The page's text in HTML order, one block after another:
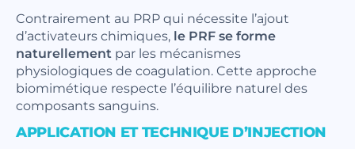
Contrairement au PRP qui nécessite l’ajout
d’activateurs chimiques, le PRF se forme
naturellement par les mécanismes
physiologiques de coagulation. Cette approche
biomimétique respecte l’équilibre naturel des
composants sanguins.
APPLICATION ET TECHNIQUE D’INJECTION